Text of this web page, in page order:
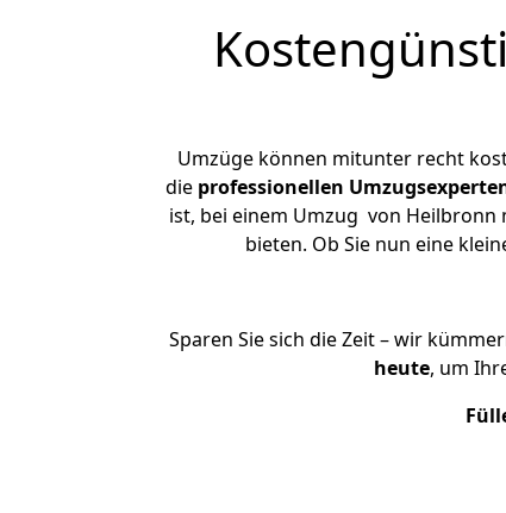
Umzüge können mitunter recht
die professionellen
ist, bei einem Umzug von Heilbronn
bieten. Ob Sie nun eine
Sparen Sie sich die Zeit – wir
heute, um